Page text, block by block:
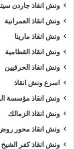
ونش انقاذ جاردن
ونش انقاذ العمرانية
ونش انقاذ مارينا
ونش انقاذ القطامية
ونش انقاذ الحرفيين
اسرع ونش انقاذ
ونش انقاذ مؤسسة
ونش انقاذ الزمالك
ونش انقاذ محور
ونش انقاذ كفر الشيخ